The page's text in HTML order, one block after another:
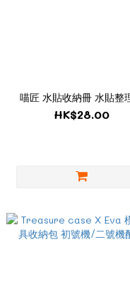
喵匠 水貼收納冊 水貼整
HK$28.00